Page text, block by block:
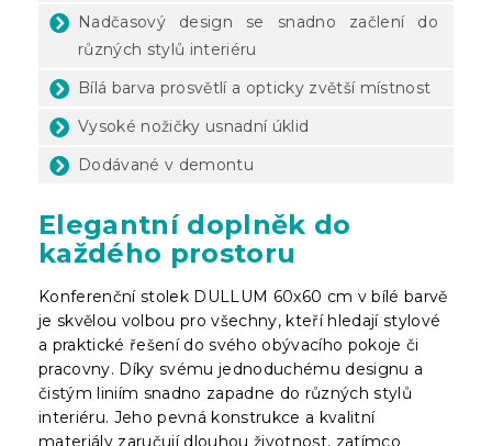
Nadčasový design se snadno začlení do
různých stylů interiéru
Bílá barva prosvětlí a opticky zvětší místnost
Vysoké nožičky usnadní úklid
Dodávané v demontu
Elegantní doplněk do
každého prostoru
Konferenční stolek DULLUM 60x60 cm v bílé barvě
je skvělou volbou pro všechny, kteří hledají stylové
a praktické řešení do svého obývacího pokoje či
pracovny. Díky svému jednoduchému designu a
čistým liniím snadno zapadne do různých stylů
interiéru. Jeho pevná konstrukce a kvalitní
materiály zaručují dlouhou životnost, zatímco